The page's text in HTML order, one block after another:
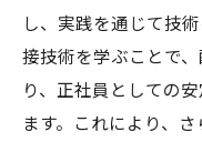
し、実践を通じて技
接技術を学ぶことで
り、正社員としての
ます。これにより、